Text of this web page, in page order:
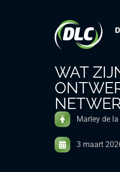
WAT
Marley de
3 maart